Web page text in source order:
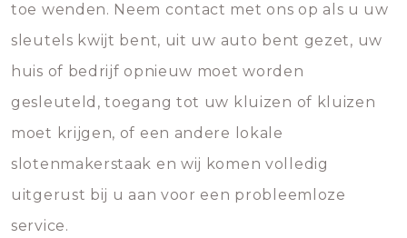
toe wenden. Neem contact met ons op als u uw
sleutels kwijt bent, uit uw auto bent gezet, uw
huis of bedrijf opnieuw moet worden
gesleuteld, toegang tot uw kluizen of kluizen
moet krijgen, of een andere lokale
slotenmakerstaak en wij komen volledig
uitgerust bij u aan voor een probleemloze
service.